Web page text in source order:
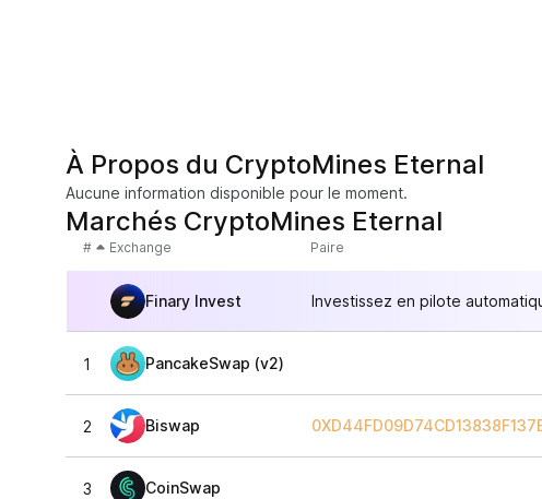
À Propos du CryptoMines Eternal
Aucune information disponible pour le moment.
Marchés CryptoMines Eternal
# Exchange Paire
Finary Invest Investissez en pilote
1 PancakeSwap (v2)
2 Biswap
3 CoinSwap